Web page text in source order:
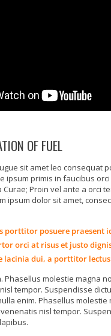
OF FUEL
sit amet leo consequat
ipsum primis in faucibus
Curae; Proin vel ante a orci
ipsum dolor sit amet,
porttitor posuere praesent
orci at risus et justo
lacinia dui, a porttitor
Phasellus molestie magna
tempor. Suspendisse
enim. Phasellus molestie
nisl tempor.